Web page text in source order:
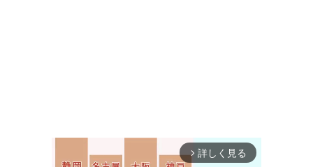
arrow_forward_ios 詳しく見る